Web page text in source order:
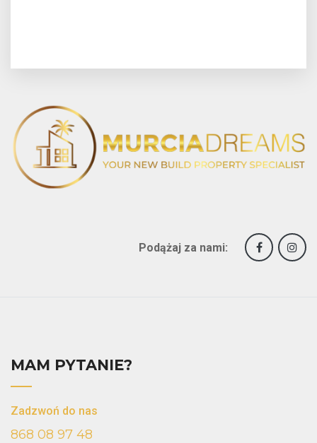
Podążaj za nami:
MAM PYTANIE?
Zadzwoń do nas
868 08 97 48